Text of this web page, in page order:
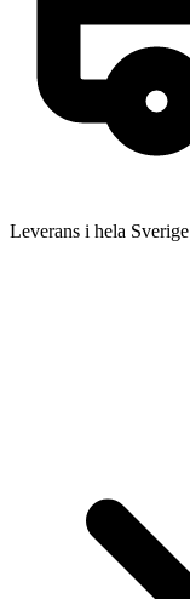
Leverans i hela Sverige